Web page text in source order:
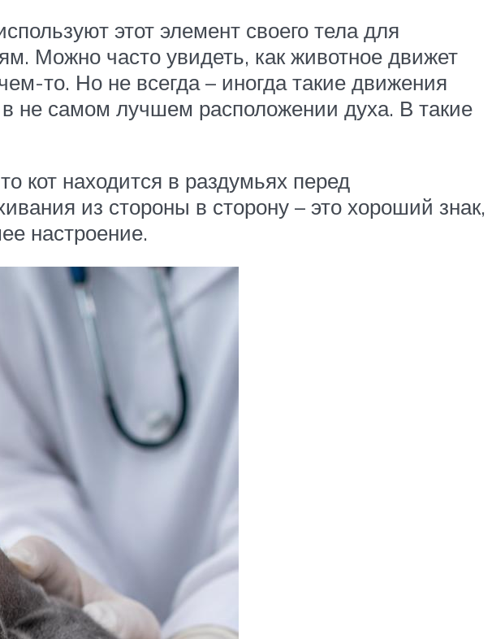
этот элемент своего тела для
Можно часто увидеть, как животное движет
то. Но не всегда – иногда такие движения
не самом лучшем расположении духа. В такие
кот находится в раздумьях перед
из стороны в сторону – это хороший знак,
настроение.